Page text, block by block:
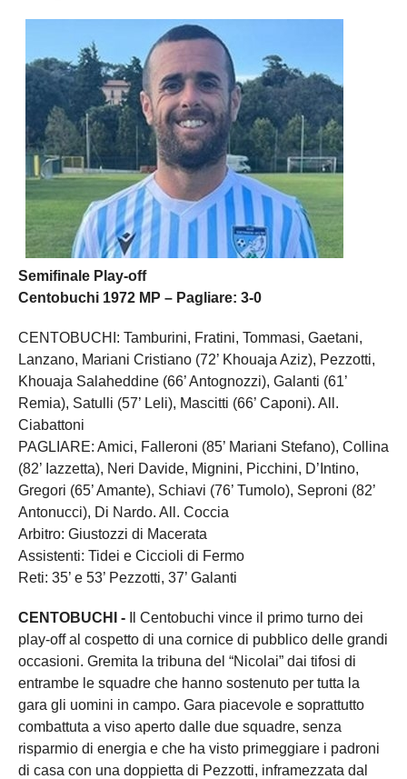
Semifinale Play-off
Centobuchi 1972 MP – Pagliare: 3-0
CENTOBUCHI: Tamburini, Fratini, Tommasi, Gaetani,
Lanzano, Mariani Cristiano (72’ Khouaja Aziz), Pezzotti,
Khouaja Salaheddine (66’ Antognozzi), Galanti (61’
Remia), Satulli (57’ Leli), Mascitti (66’ Caponi). All.
Ciabattoni
PAGLIARE: Amici, Falleroni (85’ Mariani Stefano), Collina
(82’ Iazzetta), Neri Davide, Mignini, Picchini, D’Intino,
Gregori (65’ Amante), Schiavi (76’ Tumolo), Seproni (82’
Antonucci), Di Nardo. All. Coccia
Arbitro: Giustozzi di Macerata
Assistenti: Tidei e Ciccioli di Fermo
Reti: 35’ e 53’ Pezzotti, 37’ Galanti
CENTOBUCHI -
Il Centobuchi vince il primo turno dei
play-off al cospetto di una cornice di pubblico delle grandi
occasioni. Gremita la tribuna del “Nicolai” dai tifosi di
entrambe le squadre che hanno sostenuto per tutta la
gara gli uomini in campo. Gara piacevole e soprattutto
combattuta a viso aperto dalle due squadre, senza
risparmio di energia e che ha visto primeggiare i padroni
di casa con una doppietta di Pezzotti, inframezzata dal